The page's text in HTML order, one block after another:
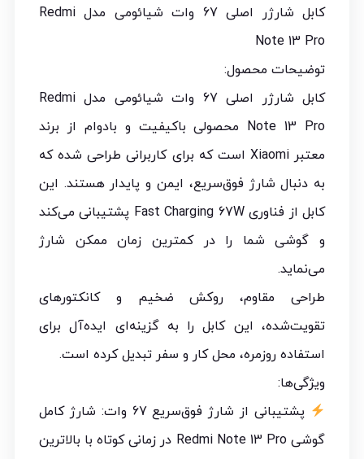
کابل شارژر اصلی 67 وات شیائومی مدل Redmi
Note 13 Pro
توضیحات محصول:
کابل شارژر اصلی 67 وات شیائومی مدل Redmi
Note 13 Pro محصولی باکیفیت و بادوام از برند
معتبر Xiaomi است که برای کاربرانی طراحی شده که
به دنبال شارژ فوق‌سریع، ایمن و پایدار هستند. این
کابل از فناوری Fast Charging 67W پشتیبانی می‌کند
و گوشی شما را در کمترین زمان ممکن شارژ
می‌نماید.
طراحی مقاوم، روکش ضخیم و کانکتورهای
تقویت‌شده، این کابل را به گزینه‌ای ایده‌آل برای
استفاده روزمره، محل کار و سفر تبدیل کرده است.
ویژگی‌ها:
پشتیبانی از شارژ فوق‌سریع 67 وات: شارژ کامل
گوشی Redmi Note 13 Pro در زمانی کوتاه با بالاترین